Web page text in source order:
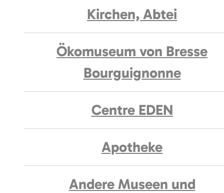
Kirchen, Abtei
Ökomuseum von Bresse
Bourguignonne
Centre EDEN
Apotheke
Andere Museen und